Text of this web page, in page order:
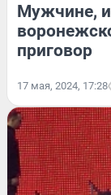
Мужчине,
приговор
17 мая, 2024, 17:28